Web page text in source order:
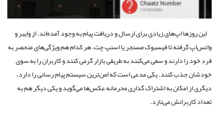
این روزها اپ‌های زیادی برای ارسال و دریافت پیام به وجود آمده‌اند. از وایبر و
واتس‌اپ گرفته تا فیسبوک مسنجر یا اسنپ چت. هر کدام هم ویژگی‌های منحصر به
فرد خود را دارند و سعی می‌کنند به طریقی بازار گرمی کنند و کاربران را به سوی
خودشان جذب کنند. یکی مدعی است که امن‌ترین سیستم پیام رسانی را دارد،
دیگری از امکان به اشتراک گذاری محرمانه عکس‌ها می‌گوید و یکی دیگر هم به
تعداد کاربرانش می‌نازد.